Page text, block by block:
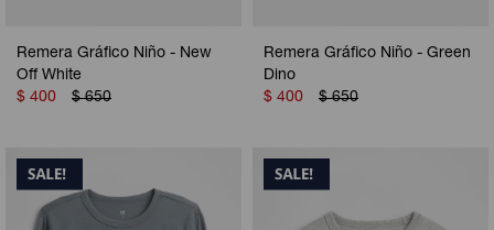
Remera Gráfico Niño - New
Off White
$ 400 $ 650
Remera Gráfico Niño - Green
Dino
$ 400 $ 650